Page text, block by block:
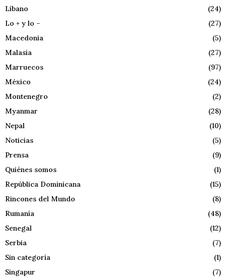
Líbano
(24)
Lo + y lo –
(27)
Macedonia
(5)
Malasia
(27)
Marruecos
(97)
México
(24)
Montenegro
(2)
Myanmar
(28)
Nepal
(10)
Noticias
(5)
Prensa
(9)
Quiénes somos
(1)
República Dominicana
(15)
Rincones del Mundo
(8)
Rumanía
(48)
Senegal
(12)
Serbia
(7)
Sin categoría
(1)
Singapur
(7)